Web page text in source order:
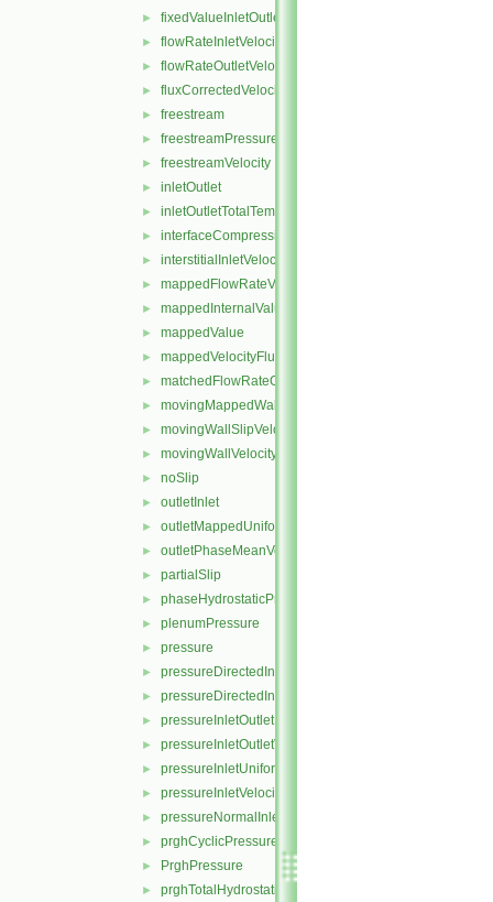
► fixedValueInletOutlet
► flowRateInletVelocity
► flowRateOutletVelocity
► fluxCorrectedVelocity
► freestream
► freestreamPressure
► freestreamVelocity
► inletOutlet
► inletOutletTotalTemperature
► interfaceCompression
► interstitialInletVelocity
► mappedFlowRateVelocity
► mappedInternalValue
► mappedValue
► mappedVelocityFlux
► matchedFlowRateOutletVelocity
► movingMappedWallVelocity
► movingWallSlipVelocity
► movingWallVelocity
► noSlip
► outletInlet
► outletMappedUniformInlet
► outletPhaseMeanVelocity
► partialSlip
► phaseHydrostaticPressure
► plenumPressure
► pressure
► pressureDirectedInletOutletVelocity
► pressureDirectedInletVelocity
► pressureInletOutletParSlipVelocity
► pressureInletOutletVelocity
► pressureInletUniformVelocity
► pressureInletVelocity
► pressureNormalInletOutletVelocity
► prghCyclicPressure
► PrghPressure
► prghTotalHydrostaticPressure